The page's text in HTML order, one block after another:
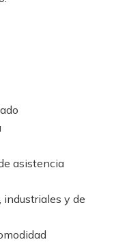
asistencia
industriales y de